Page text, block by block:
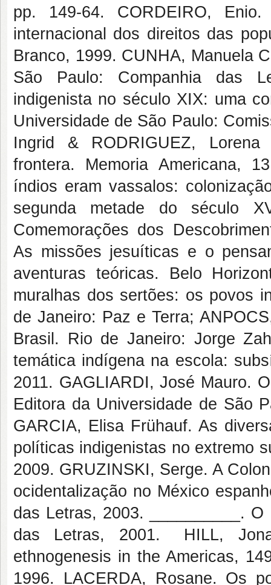
pp. 149-64. CORDEIRO,
internacional dos direitos das
Branco, 1999. CUNHA, Manuela
São Paulo: Companhia das
indigenista no século XIX: uma
Universidade de São Paulo:
Ingrid & RODRIGUEZ,
frontera. Memoria Americana,
índios eram vassalos:
segunda metade do século
Comemorações dos
As missões jesuíticas e o
aventuras teóricas. Belo
muralhas dos sertões: os povos
de Janeiro: Paz e Terra;
Brasil. Rio de Janeiro: Jorge
temática indígena na escola:
2011. GAGLIARDI, José Mauro.
Editora da Universidade de São
GARCIA, Elisa Frühauf. As
políticas indigenistas no extremo
2009. GRUZINSKI, Serge. A
ocidentalização no México
das Letras, 2003. __________.
das Letras, 2001. HILL,
ethnogenesis in the Americas,
1996. LACERDA, Rosane. Os